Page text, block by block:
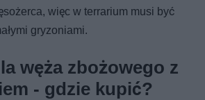
więc w terrarium musi być
gryzoniami.
węża zbożowego z
- gdzie kupić?